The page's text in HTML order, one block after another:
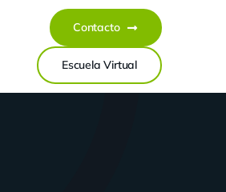
Contacto
Escuela Virtual